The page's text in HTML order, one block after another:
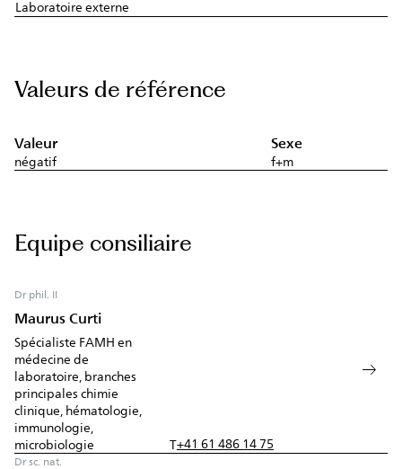
Laboratoire externe
Valeurs de référence
Valeur Sexe
négatif f+m
Equipe consiliaire
Dr phil. II
Maurus Curti
Spécialiste FAMH en
médecine de
laboratoire, branches
principales chimie
clinique, hématologie,
immunologie,
microbiologie
T+41 61 486 14 75
Dr sc. nat.